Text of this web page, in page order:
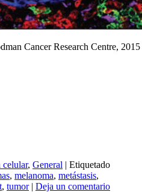
Cancer Research Centre, 2015
, General | Etiquetado
, melanoma, metástasis,
, tumor | Deja un comentario